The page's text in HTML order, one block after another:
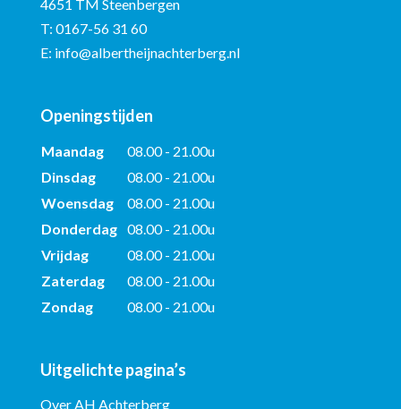
4651 TM Steenbergen
T: 0167-56 31 60
E: info@albertheijnachterberg.nl
Openingstijden
Maandag
08.00 - 21.00u
Dinsdag
08.00 - 21.00u
Woensdag
08.00 - 21.00u
Donderdag 08.00 - 21.00u
Vrijdag
08.00 - 21.00u
Zaterdag
08.00 - 21.00u
Zondag
08.00 - 21.00u
Uitgelichte pagina’s
Over AH Achterberg